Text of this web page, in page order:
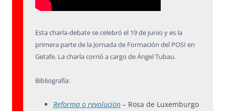
Esta charla-debate se celebró el 19 de junio y es la
primera parte de la Jornada de Formación del POSI en
Getafe. La charla corrió a cargo de Ángel Tubau.
Bibliografía:
Reforma o revolución – Rosa de Luxemburgo